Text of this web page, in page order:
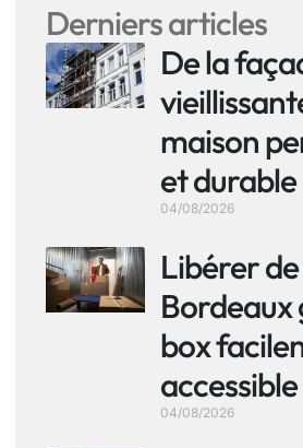
Derniers articles
De la
maison
et durable
04/08/2026
Libérer de
Bordeaux
box
accessible
04/08/2026